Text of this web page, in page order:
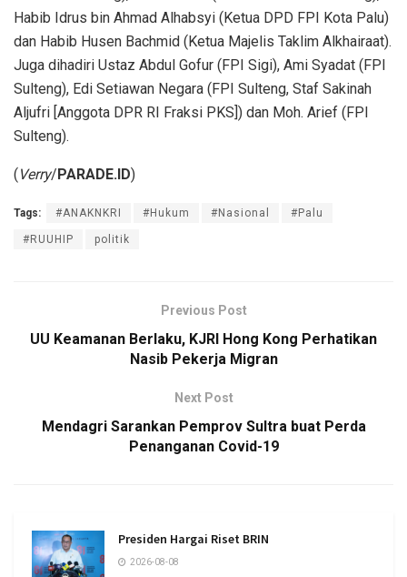
Habib Idrus bin Ahmad Alhabsyi (Ketua DPD FPI Kota Palu)
dan Habib Husen Bachmid (Ketua Majelis Taklim Alkhairaat).
Juga dihadiri Ustaz Abdul Gofur (FPI Sigi), Ami Syadat (FPI
Sulteng), Edi Setiawan Negara (FPI Sulteng, Staf Sakinah
Aljufri [Anggota DPR RI Fraksi PKS]) dan Moh. Arief (FPI
Sulteng).
( Verry/ PARADE.ID)
Tags: #ANAKNKRI #Hukum #Nasional #Palu
#RUUHIP politik
Previous Post
UU Keamanan Berlaku, KJRI Hong Kong Perhatikan
Nasib Pekerja Migran
Next Post
Mendagri Sarankan Pemprov Sultra buat Perda
Penanganan Covid-19
Presiden Hargai Riset BRIN
2026-08-08